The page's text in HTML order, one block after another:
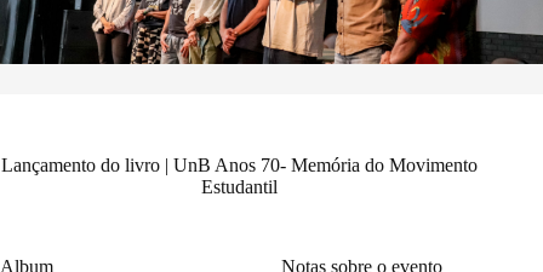
Lançamento do livro | UnB Anos 70- Memória do Movimento
Estudantil
Album Notas sobre o evento